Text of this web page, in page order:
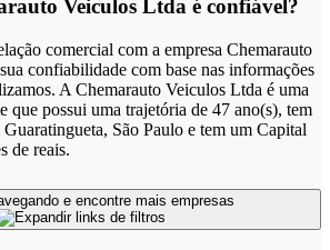
Veiculos Ltda é confiável?
comercial com a empresa Chemarauto
confiabilidade com base nas informações
A Chemarauto Veiculos Ltda é uma
que possui uma trajetória de 47 ano(s), tem
São Paulo e tem um Capital
de reais.